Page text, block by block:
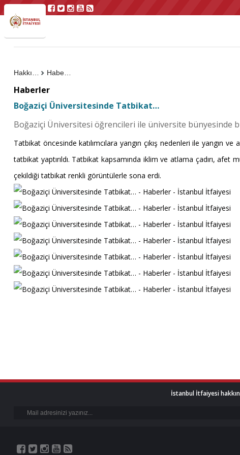
Haberler
Haberler
Boğaziçi Üniversitesinde Tatbikat…
Boğaziçi Üniversitesi öğrencileri ile üniversite bünyesinde
Tatbikat öncesinde katılımcılarayangın çıkış nedenleri ile yangın
tatbikat yaptırıldı. Tatbikat kapsamında iklim ve atlama çadırı, afet
çekildiği tatbikat renkli görüntülerle sona erdi.
İstanbul İtfaiyesi